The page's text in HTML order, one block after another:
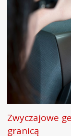
Zwyczajowe
granicą